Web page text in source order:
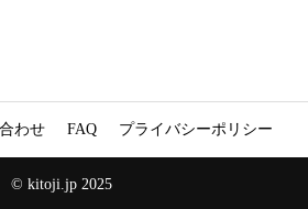
わせ FAQ プライバシーポリシー
© kitoji.jp 2025